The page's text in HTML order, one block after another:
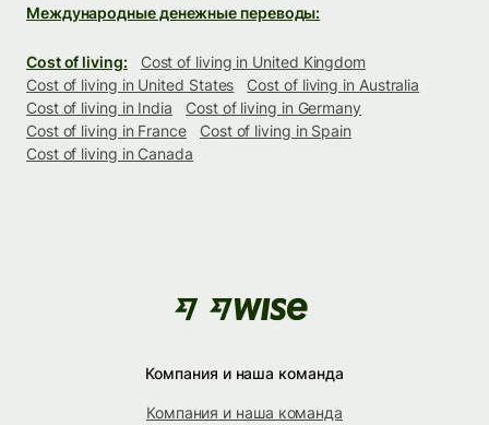
Международные денежные переводы:
Cost of living:
Cost of living in United Kingdom
Cost of living in United States
Cost of living in Australia
Cost of living in India
Cost of living in Germany
Cost of living in France
Cost of living in Spain
Cost of living in Canada
Компания и наша команда
Компания и наша команда